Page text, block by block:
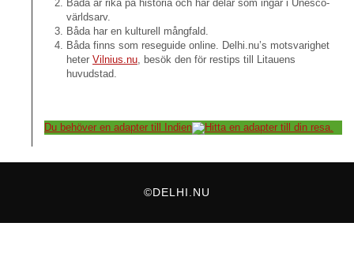
Båda är rika på historia och har delar som ingår i Unesco-
världsarv.
Båda har en kulturell mångfald.
Båda finns som reseguide online. Delhi.nu’s motsvarighet
heter Vilnius.nu, besök den för restips till Litauens
huvudstad.
Du behöver en adapter till Indien Hitta en adapter till din resa.
©DELHI.NU